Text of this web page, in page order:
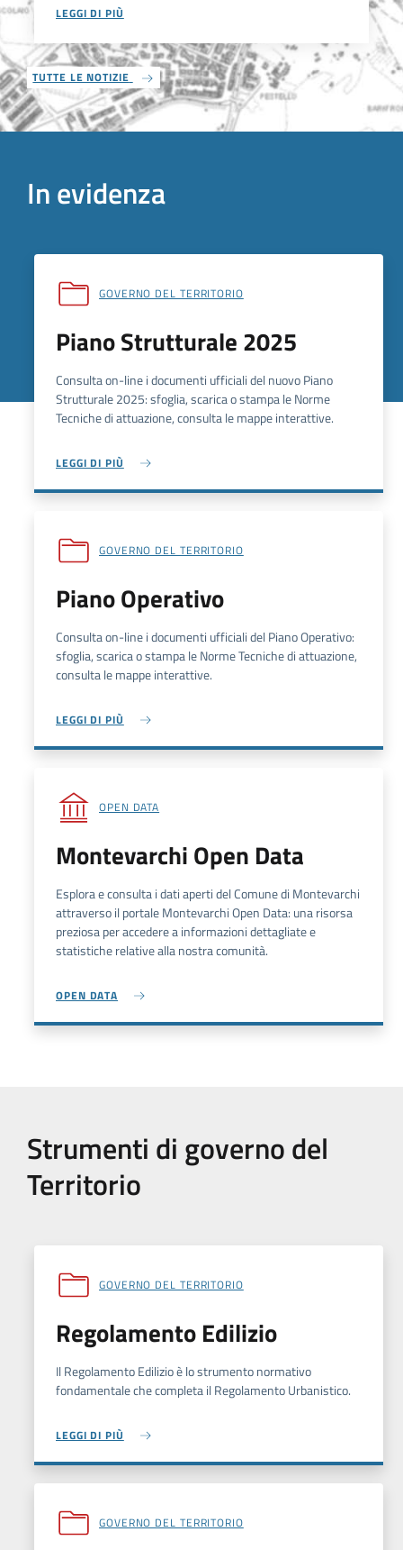
LEGGI DI PIÙ
TUTTE LE NOTIZIE
In evidenza
GOVERNO DEL TERRITORIO
Piano Strutturale 2025
Consulta on-line i documenti ufficiali del nuovo Piano
Strutturale 2025: sfoglia, scarica o stampa le Norme
Tecniche di attuazione, consulta le mappe interattive.
LEGGI DI PIÙ
GOVERNO DEL TERRITORIO
Piano Operativo
Consulta on-line i documenti ufficiali del Piano Operativo:
sfoglia, scarica o stampa le Norme Tecniche di attuazione,
consulta le mappe interattive.
LEGGI DI PIÙ
OPEN DATA
Montevarchi Open Data
Esplora e consulta i dati aperti del Comune di Montevarchi
attraverso il portale Montevarchi Open Data: una risorsa
preziosa per accedere a informazioni dettagliate e
statistiche relative alla nostra comunità.
OPEN DATA
Strumenti di governo del
Territorio
GOVERNO DEL TERRITORIO
Regolamento Edilizio
Il Regolamento Edilizio è lo strumento normativo
fondamentale che completa il Regolamento Urbanistico.
LEGGI DI PIÙ
GOVERNO DEL TERRITORIO